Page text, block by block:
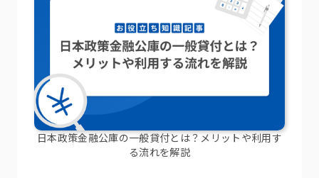
日本政策金融公庫の一般貸付とは？メリットや利用す
る流れを解説